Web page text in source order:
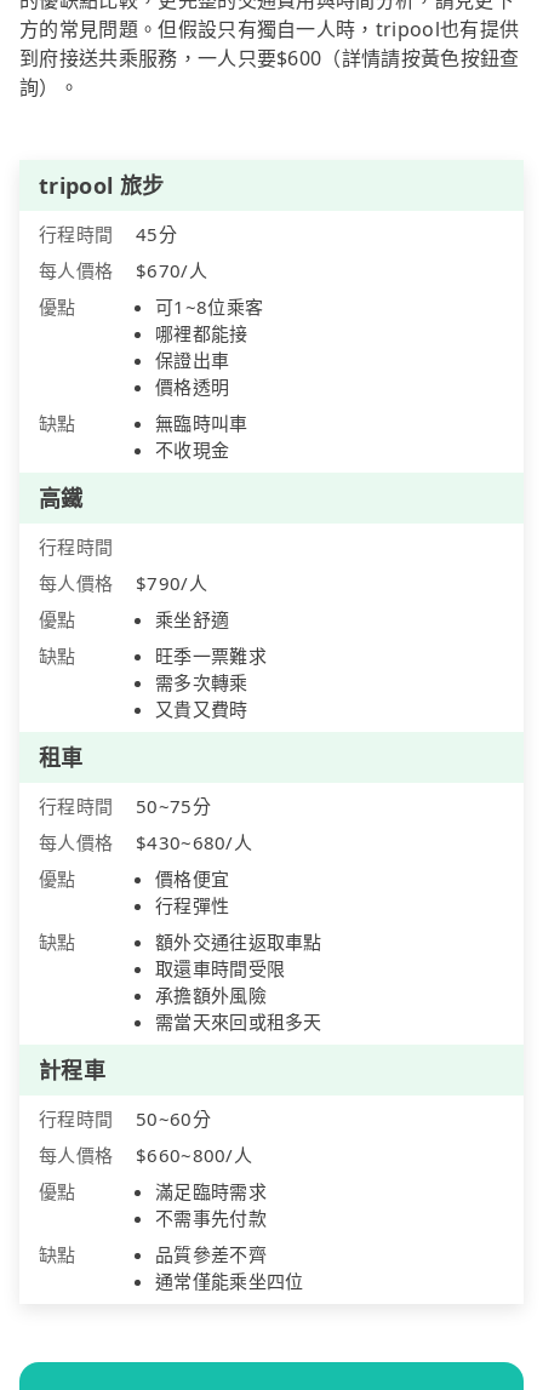
方的常見問題。但假設只有獨自一人時，tripool也有提供
到府接送共乘服務，一人只要$600（詳情請按黃色按鈕查
詢）。
tripool 旅步
行程時間
45分
每人價格
$670/人
優點
可1~8位乘客
哪裡都能接
保證出車
價格透明
缺點
無臨時叫車
不收現金
高鐵
行程時間
每人價格
$790/人
優點
乘坐舒適
缺點
旺季一票難求
需多次轉乘
又貴又費時
租車
行程時間
50~75分
每人價格
$430~680/人
優點
價格便宜
行程彈性
缺點
額外交通往返取車點
取還車時間受限
承擔額外風險
需當天來回或租多天
計程車
行程時間
50~60分
每人價格
$660~800/人
優點
滿足臨時需求
不需事先付款
缺點
品質參差不齊
通常僅能乘坐四位